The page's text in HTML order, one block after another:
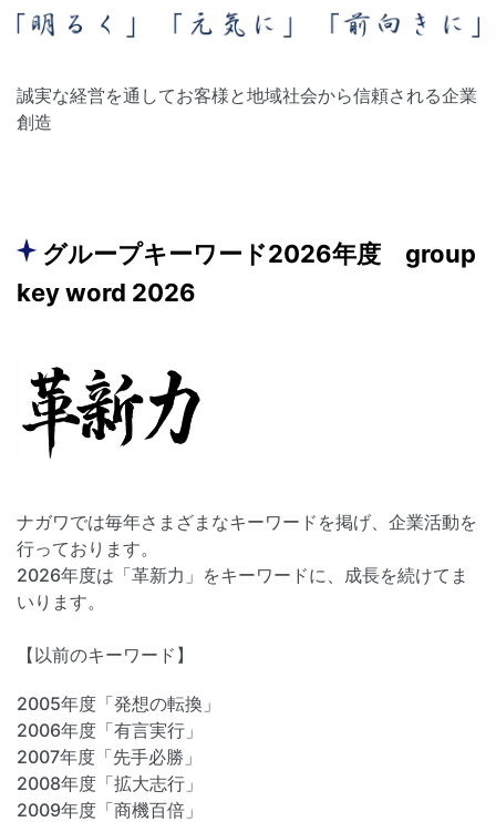
誠実な経営を通してお客様と地域社会から信頼される企業
創造
グループキーワード2026年度 group
key word 2026
ナガワでは毎年さまざまなキーワードを掲げ、企業活動を
行っております。
2026年度は「革新力」をキーワードに、成長を続けてま
いります。
【以前のキーワード】
2005年度「発想の転換」
2006年度「有言実行」
2007年度「先手必勝」
2008年度「拡大志行」
2009年度「商機百倍」